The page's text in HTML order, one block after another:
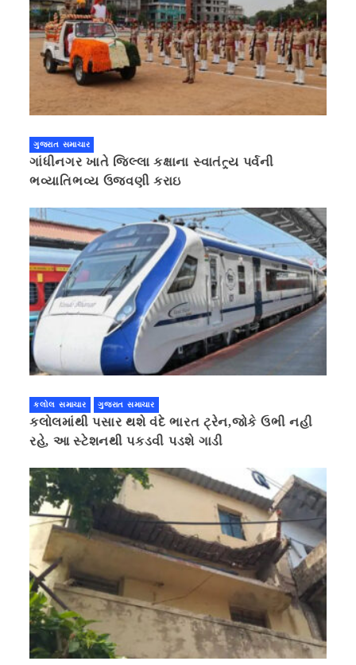
ગુજરાત સમાચાર
ગાંધીનગર ખાતે જિલ્લા કક્ષાના સ્વાતંત્ર્ય પર્વની
ભવ્યાતિભવ્ય ઉજવણી કરાઇ
કલોલ સમાચાર ગુજરાત સમાચાર
કલોલમાંથી પસાર થશે વંદે ભારત ટ્રેન,જોકે ઉભી નહી
રહે, આ સ્ટેશનથી પકડવી પડશે ગાડી